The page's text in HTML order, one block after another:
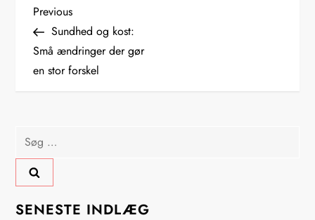
I
n
d
æ
g
Previous
Post
Previous
Sundhed og kost:
Små ændringer der gør
en stor forskel
Søg
efter:
SENESTE INDLÆG